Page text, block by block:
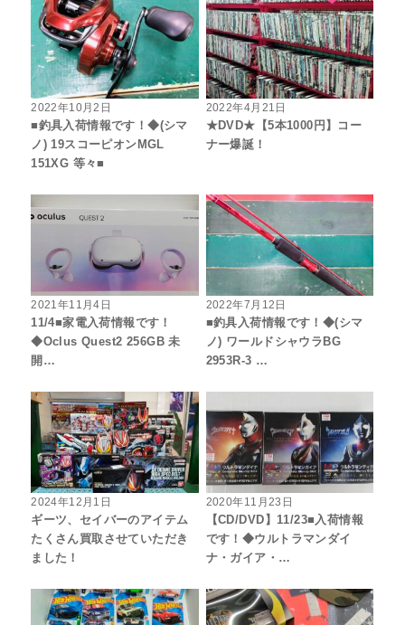
2022年10月2日
■釣具入荷情報です！◆(シマ
ノ) 19スコーピオンMGL
151XG 等々■
2022年4月21日
★DVD★【5本1000円】コー
ナー爆誕！
2021年11月4日
11/4■家電入荷情報です！
◆Oclus Quest2 256GB 未
開…
2022年7月12日
■釣具入荷情報です！◆(シマ
ノ) ワールドシャウラBG
2953R-3 …
2024年12月1日
ギーツ、セイバーのアイテム
たくさん買取させていただき
ました！
2020年11月23日
【CD/DVD】11/23■入荷情報
です！◆ウルトラマンダイ
ナ・ガイア・…